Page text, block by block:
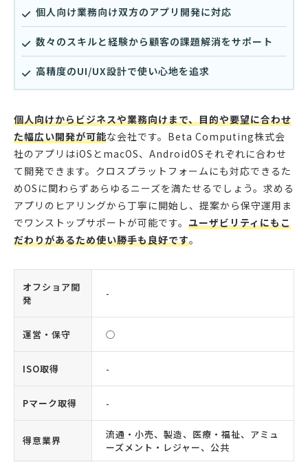
個人向け業務向け双方のアプリ開発に対応
数々のスキルと経験から顧客の課題解消をサポート
高精度のUI/UX設計で使い心地を追求
個人向けからビジネスや業務向けまで、目的や要望に合わせ
た幅広い開発が可能な会社です。Beta Computing株式会
社のアプリはiOSとmacOS、AndroidOSそれぞれに合わせ
て開発できます。クロスプラットフォームにも対応できるた
めOSに関わらずあらゆるニーズを満たせるでしょう。求める
アプリのヒアリングから丁寧に開始し、提案から保守運用ま
でワンストップサポートが可能です。 ユーザビリティにもこ
だわりがあるため使い勝手も良好です。
オフショア開
発
-
運営・保守 ◯
ISO取得 -
Pマーク取得 -
得意業界
流通・小売、製造、医療・福祉、アミュ
ーズメント・レジャー、公共